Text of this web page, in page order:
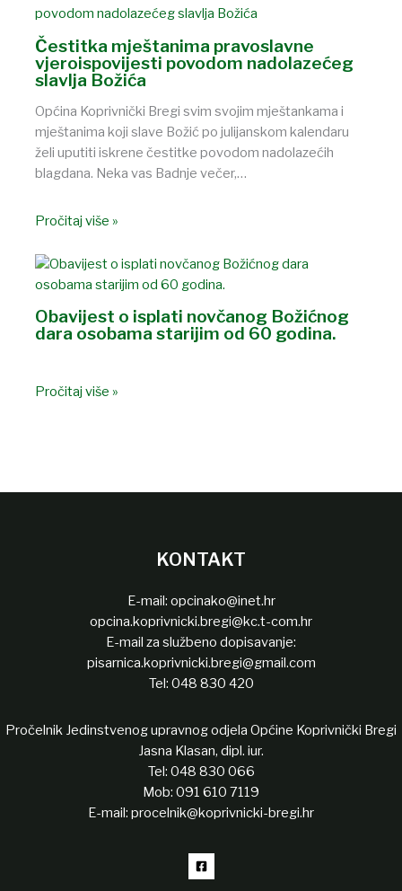
Čestitka mještanima pravoslavne
vjeroispovijesti povodom nadolazećeg
slavlja Božića
Općina Koprivnički Bregi svim svojim mještankama i
mještanima koji slave Božić po julijanskom kalendaru
želi uputiti iskrene čestitke povodom nadolazećih
blagdana. Neka vas Badnje večer,…
Pročitaj više »
Obavijest o isplati novčanog Božićnog
dara osobama starijim od 60 godina.
Pročitaj više »
KONTAKT
E-mail: opcinako@inet.hr
opcina.koprivnicki.bregi@kc.t-com.hr
E-mail za službeno dopisavanje:
pisarnica.koprivnicki.bregi@gmail.com
Tel: 048 830 420
Pročelnik Jedinstvenog upravnog odjela Općine Koprivnički Bregi
Jasna Klasan, dipl. iur.
Tel: 048 830 066
Mob: 091 610 7119
E-mail: procelnik@koprivnicki-bregi.hr